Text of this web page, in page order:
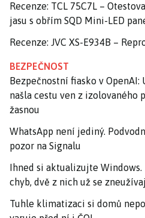
Recenze: TCL 75C7L –
jasu s obřím SQD Mini-LED
Recenze: JVC XS-E934B –
BEZPEČNOST
Bezpečnostní fiasko v
našla cestu ven z izolovaného
žasnou
WhatsApp není jediný.
pozor na Signalu
Ihned si aktualizujte
chyb, dvě z nich už se
Tuhle klimatizaci si domů